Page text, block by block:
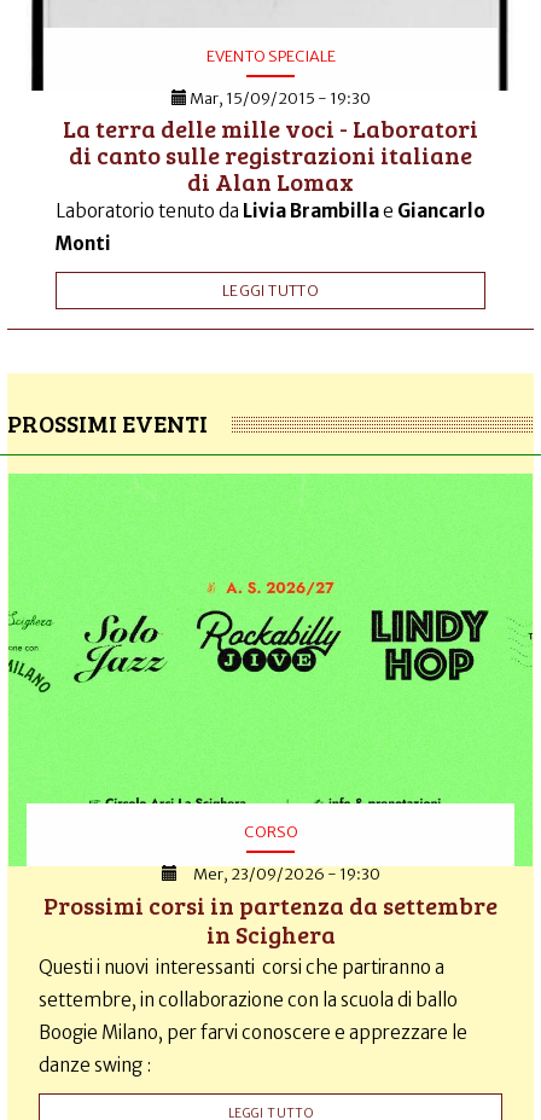
EVENTO SPECIALE
Mar, 15/09/2015 - 19:30
La terra delle mille voci - Laboratori
di canto sulle registrazioni italiane
di Alan Lomax
Laboratorio tenuto da Livia Brambillae Giancarlo
Monti
LEGGI TUTTO
PROSSIMI EVENTI
CORSO
Mer, 23/09/2026 - 19:30
Prossimi corsi in partenza da settembre
in Scighera
Questi i nuovi interessanti corsi che partiranno a
settembre, in collaborazione con la scuola di ballo
Boogie Milano, per farvi conoscere e apprezzare le
danze swing :
LEGGI TUTTO